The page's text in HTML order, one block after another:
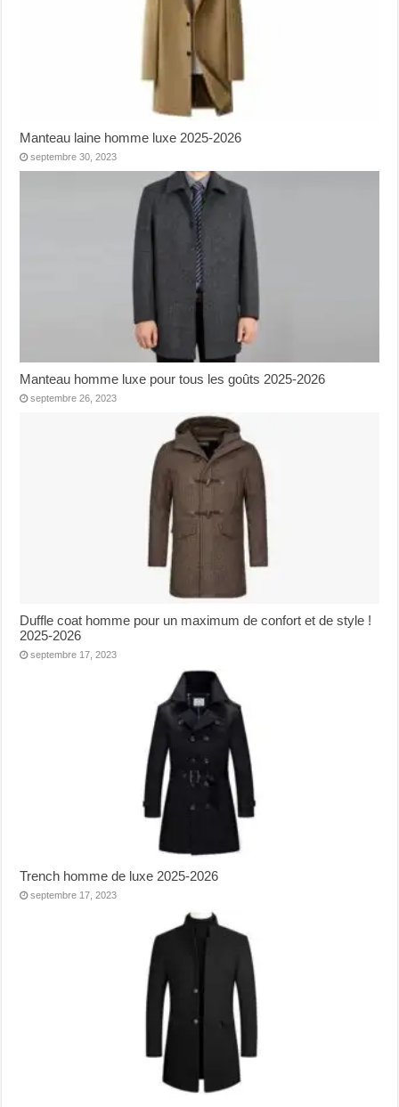
Manteau laine homme luxe 2025-2026
septembre 30, 2023
Manteau homme luxe pour tous les goûts 2025-2026
septembre 26, 2023
Duffle coat homme pour un maximum de confort et de style !
2025-2026
septembre 17, 2023
Trench homme de luxe 2025-2026
septembre 17, 2023